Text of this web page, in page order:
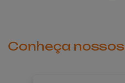
Conheça